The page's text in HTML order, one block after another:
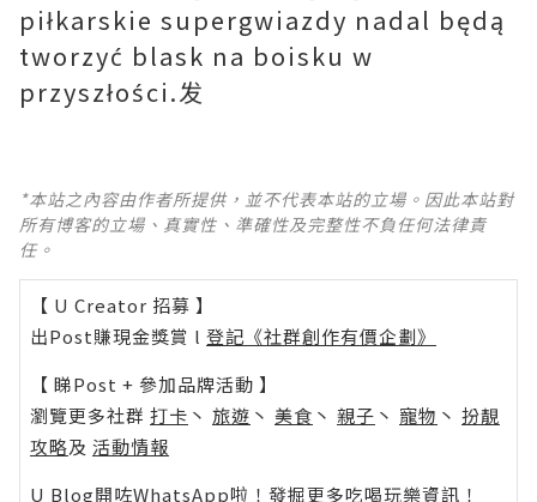
piłkarskie supergwiazdy nadal będą
tworzyć blask na boisku w
przyszłości.发
*本站之內容由作者所提供，並不代表本站的立場。因此本站對
所有博客的立場、真實性、準確性及完整性不負任何法律責
任。
【 U Creator 招募 】
出Post賺現金獎賞 l 登記《社群創作有價企劃》
【 睇Post + 參加品牌活動 】
瀏覽更多社群 打卡 丶 旅遊 丶 美食 丶 親子 丶 寵物 丶 扮靚
攻略及 活動情報
U Blog開咗WhatsApp啦！發掘更多吃喝玩樂資訊！